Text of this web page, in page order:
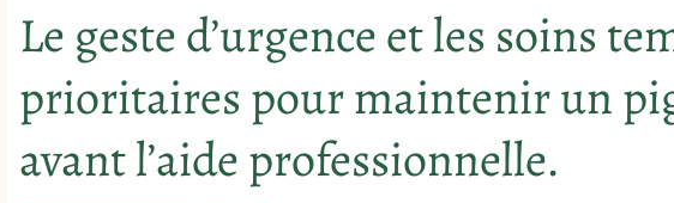
Le geste d’urgence et les soins
prioritaires pour maintenir un
avant l’aide professionnelle.